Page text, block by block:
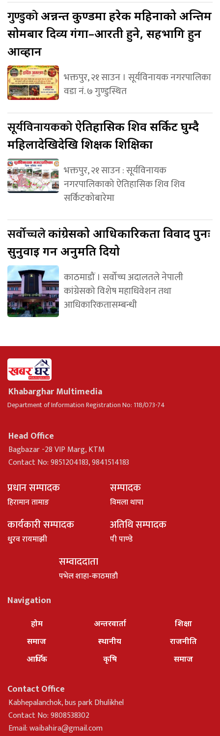
गुण्डुकोअन्नन्त कुण्डमा हरेक महिनाको अन्तिम
सोमबार दिव्य गंगा–आरती हुने, सहभागि हुन
आव्हान
भक्तपुर, २१ साउन । सूर्यविनायक नगरपालिका
वडा नं. ७ गुण्डुस्थित
सूर्यविनायककोऐतिहासिक शिव सर्किट घुम्दै
महिलादेखिदेखि शिक्षक शिक्षिका
भक्तपुर, २१ साउन : सूर्यविनायक
नगरपालिकाको ऐतिहासिक शिव शिव
सर्किटकोबारेमा
सर्वोच्चलेकांग्रेसको आधिकारिकता विवाद पुनः
सुनुवाइ गर्न अनुमति दियो
काठमाडौं । सर्वोच्च अदालतले नेपाली
कांग्रेसको विशेष महाधिवेशन तथा
आधिकारिकतासम्बन्धी
Khabarghar Multimedia
Department of Information Registration No: 118/073-74
Head Office
Bagbazar -28 VIP Marg, KTM
Contact No: 9851204183, 9841514183
प्रधान सम्पादक
हिरामान तामाङ
सम्पादक
विमला थापा
कार्यकारी सम्पादक
धु्रव रायमाझी
अतिथि सम्पादक
पी पाण्डे
सम्वाददाता
पभेल शाहा-काठमाडौ
Navigation
होम
समाज
आर्थिक
अन्तरवार्ता
स्थानीय
कृषि
शिक्षा
राजनीति
समाज
Contact Office
Kabhepalanchok, bus park Dhulikhel
Contact No: 9808538302
Email:waibahira@gmail.com